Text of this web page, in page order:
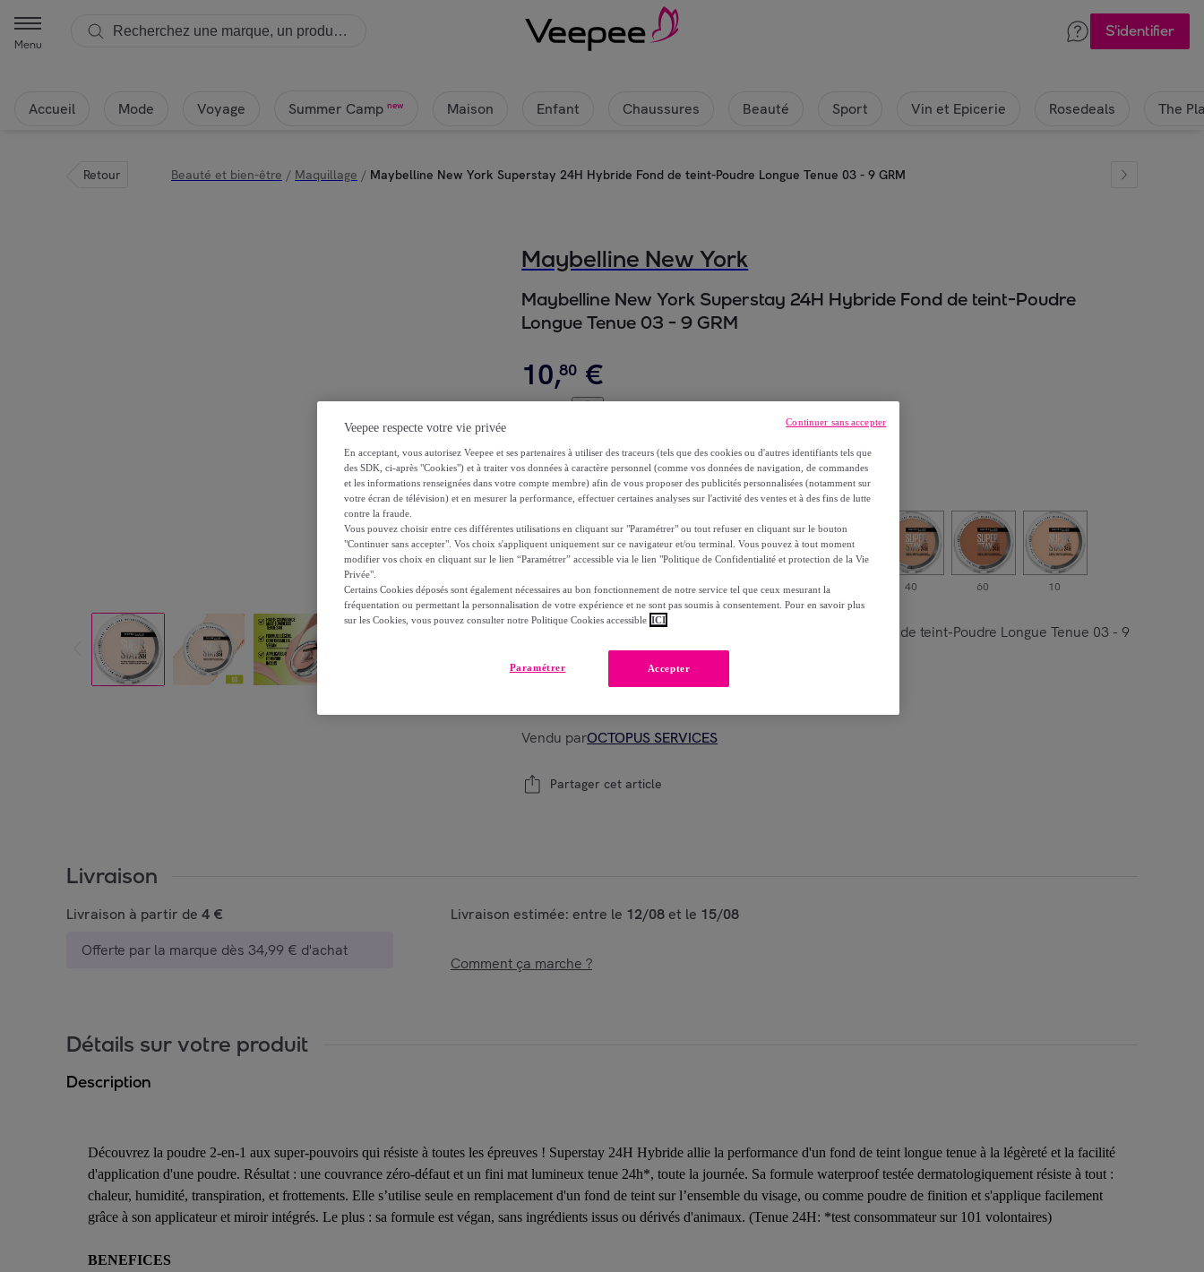
Menu
S'identifier
Accueil Mode Voyage Summer Camp new Maison Enfant Chaussures Beauté Sport Vin et Epicerie Rosedeals The
Retour Beauté et bien-être / Maquillage / Maybelline New York Superstay 24H Hybride Fond de teint-Poudre Longue Tenue 03 - 9 GRM
Maybelline New York
Maybelline New York Superstay 24H Hybride Fond de teint-Poudre
Longue Tenue 03 - 9 GRM
10,80 €
Choisissez votre modèle
06 21 03 48 40 60 10
Maybelline New York Superstay 24H Hybride Fond de teint-Poudre Longue Tenue 03 - 9
Vendu parOCTOPUS SERVICES
Partager cet article
Livraison
Livraison à partir de 4 €
Offerte par la marque dès 34,99 € d'achat
Livraison estimée: entre le 12/08 et le 15/08
Comment ça marche ?
Détails sur votre produit
Description
Découvrez la poudre 2-en-1 aux super-pouvoirs qui résiste à toutes les épreuves ! Superstay 24H Hybride allie la performance d'un fond de teint longue tenue à la légèreté et la facilité
d'application d'une poudre. Résultat : une couvrance zéro-défaut et un fini mat lumineux tenue 24h*, toute la journée. Sa formule waterproof testée dermatologiquement résiste à tout :
chaleur, humidité, transpiration, et frottements. Elle s’utilise seule en remplacement d'un fond de teint sur l’ensemble du visage, ou comme poudre de finition et s'applique facilement
grâce à son applicateur et miroir intégrés. Le plus : sa formule est végan, sans ingrédients issus ou dérivés d'animaux. (Tenue 24H: *test consommateur sur 101 volontaires)
BENEFICES
Veepee respecte votre vie privée
En acceptant, vous autorisez Veepee et ses partenaires à utiliser des traceurs (tels que des cookies ou d'autres identifiants tels que
des SDK, ci-après "Cookies") et à traiter vos données à caractère personnel (comme vos données de navigation, de commandes
et les informations renseignées dans votre compte membre) afin de vous proposer des publicités personnalisées (notamment sur
votre écran de télévision) et en mesurer la performance, effectuer certaines analyses sur l'activité des ventes et à des fins de lutte
contre la fraude.
Vous pouvez choisir entre ces différentes utilisations en cliquant sur "Paramétrer" ou tout refuser en cliquant sur le bouton
"Continuer sans accepter". Vos choix s'appliquent uniquement sur ce navigateur et/ou terminal. Vous pouvez à tout moment
modifier vos choix en cliquant sur le lien “Paramétrer” accessible via le lien "Politique de Confidentialité et protection de la Vie
Privée".
Certains Cookies déposés sont également nécessaires au bon fonctionnement de notre service tel que ceux mesurant la
fréquentation ou permettant la personnalisation de votre expérience et ne sont pas soumis à consentement. Pour en savoir plus
sur les Cookies, vous pouvez consulter notre Politique Cookies accessible ICI
Accepter
Paramétrer
Continuer sans accepter